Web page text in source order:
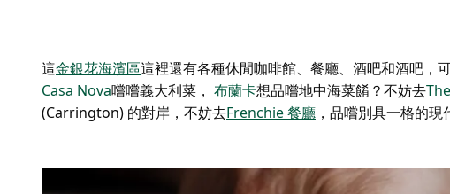
這金銀花海濱區這裡還有各種休閒咖啡館、餐廳、酒吧和酒吧，
Casa Nova嚐嚐義大利菜， 布蘭卡想品嚐地中海菜餚？不妨去
(Carrington) 的對岸，不妨去Frenchie 餐廳 ，品嚐別具一格的現